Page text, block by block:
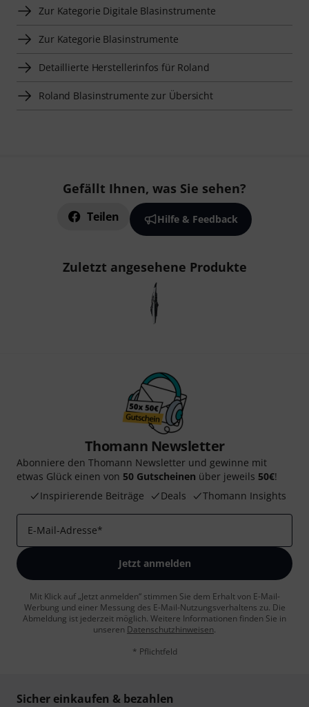
Zur Kategorie Digitale Blasinstrumente
Zur Kategorie Blasinstrumente
Detaillierte Herstellerinfos für Roland
Roland Blasinstrumente zur Übersicht
Gefällt Ihnen, was Sie sehen?
Teilen Hilfe & Feedback
Zuletzt angesehene Produkte
Thomann Newsletter
Abonniere den Thomann Newsletter und gewinne mit
etwas Glück einen von 50 Gutscheinen über jeweils 50€!
Inspirierende Beiträge
Deals Thomann Insights
E-Mail-Adresse*
Jetzt anmelden
Mit Klick auf „Jetzt anmelden“ stimmen Sie dem Erhalt von E-Mail-
Werbung und einer Messung des E-Mail-Nutzungsverhaltens zu. Die
Abmeldung ist jederzeit möglich. Weitere Informationen finden Sie in
unseren Datenschutzhinweisen.
* Pflichtfeld
Sicher einkaufen & bezahlen